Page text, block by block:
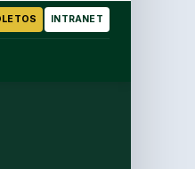
INTRANET